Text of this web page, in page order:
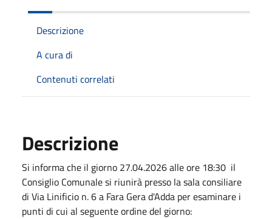
Descrizione
A cura di
Contenuti correlati
Descrizione
Si informa che il giorno 27.04.2026 alle ore 18:30 il
Consiglio Comunale si riunirà presso la sala consiliare
di Via Linificio n. 6 a Fara Gera d'Adda per esaminare i
punti di cui al seguente ordine del giorno: